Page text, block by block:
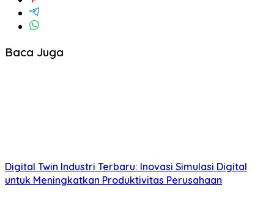
Baca Juga
Digital Twin Industri Terbaru: Inovasi Simulasi Digital
untuk Meningkatkan Produktivitas Perusahaan